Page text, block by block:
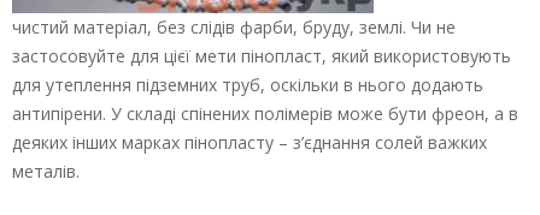
чистий матеріал, без слідів фарби, бруду, землі. Чи не
застосовуйте для цієї мети пінопласт, який використовують
для утеплення підземних труб, оскільки в нього додають
антипірени. У складі спінених полімерів може бути фреон, а в
деяких інших марках пінопласту – з’єднання солей важких
металів.